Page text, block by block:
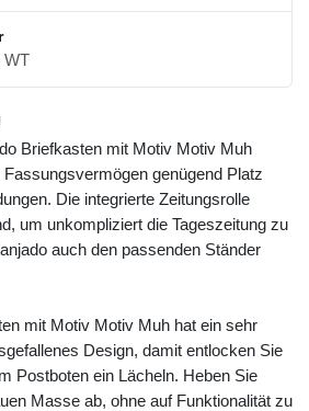
WT
Briefkasten mit Motiv Motiv Muh
genügend Platz
Die integrierte Zeitungsrolle
um unkompliziert die Tageszeitung zu
auch den passenden Ständer
mit Motiv Motiv Muh hat ein sehr
Design, damit entlocken Sie
Postboten ein Lächeln. Heben Sie
Masse ab, ohne auf Funktionalität zu